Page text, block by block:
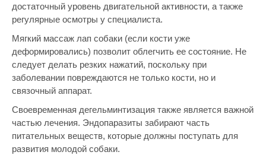
достаточный уровень двигательной активности, а также
регулярные осмотры у специалиста.
Мягкий массаж лап собаки (если кости уже
деформировались) позволит облегчить ее состояние. Не
следует делать резких нажатий, поскольку при
заболевании повреждаются не только кости, но и
связочный аппарат.
Своевременная дегельминтизация также является важной
частью лечения. Эндопаразиты забирают часть
питательных веществ, которые должны поступать для
развития молодой собаки.